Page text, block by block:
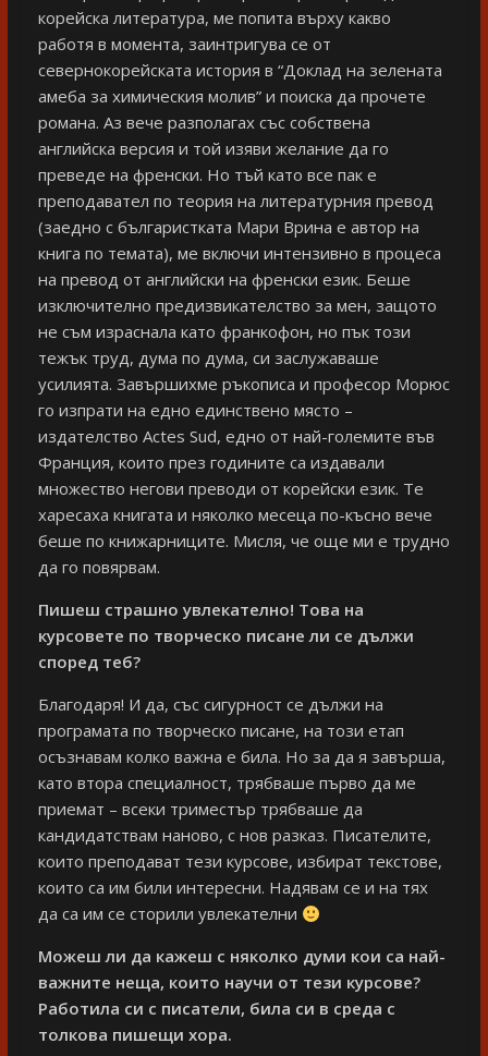
корейска литература, ме попита върху какво
работя в момента, заинтригува се от
севернокорейската история в “Доклад на зелената
амеба за химическия молив” и поиска да прочете
романа. Аз вече разполагах със собствена
английска версия и той изяви желание да го
преведе на френски. Но тъй като все пак е
преподавател по теория на литературния превод
(заедно с българистката Мари Врина е автор на
книга по темата), ме включи интензивно в процеса
на превод от английски на френски език. Беше
изключително предизвикателство за мен, защото
не съм израснала като франкофон, но пък този
тежък труд, дума по дума, си заслужаваше
усилията. Завършихме ръкописа и професор Морюс
го изпрати на едно единствено място –
издателство Actes Sud, едно от най-големите във
Франция, които през годините са издавали
множество негови преводи от корейски език. Те
харесаха книгата и няколко месеца по-късно вече
беше по книжарниците. Мисля, че още ми е трудно
да го повярвам.
Пишеш страшно увлекателно! Това на
курсовете по творческо писане ли се дължи
според теб?
Благодаря! И да, със сигурност се дължи на
програмата по творческо писане, на този етап
осъзнавам колко важна е била. Но за да я завърша,
като втора специалност, трябваше първо да ме
приемат – всеки триместър трябваше да
кандидатствам наново, с нов разказ. Писателите,
които преподават тези курсове, избират текстове,
които са им били интересни. Надявам се и на тях
да са им се сторили увлекателни
Можеш ли да кажеш с няколко думи кои са най-
важните неща, които научи от тези курсове?
Работила си с писатели, била си в среда с
толкова пишещи хора.